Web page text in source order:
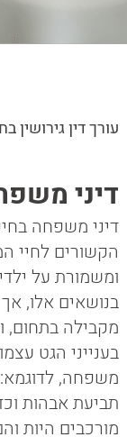
עורך דין גירושין
דיני
דיני משפחה
הקשורים לחיי
ומשמורת על
בנושאים אלו,
מקבילה בתחום,
בענייני הגט
משפחה, לדוגמא:
תביעת אבהות
מורכבים היות